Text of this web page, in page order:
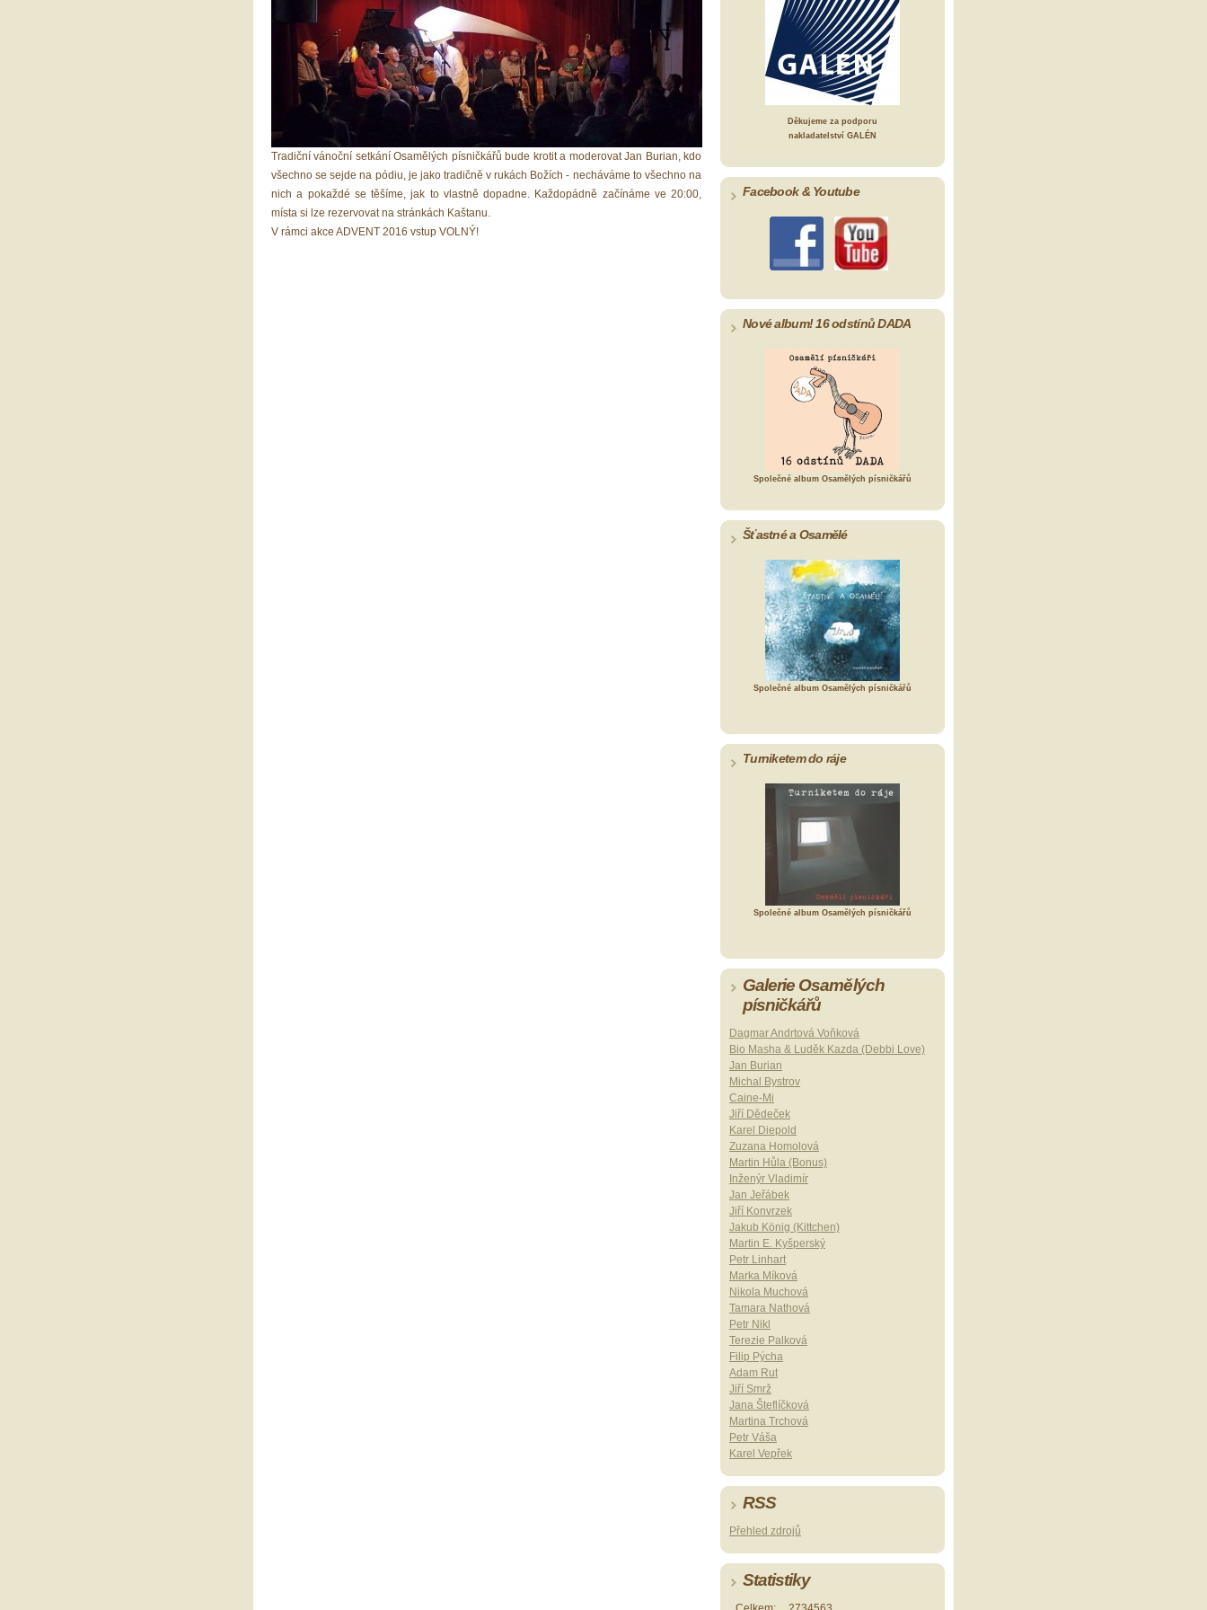
Tradiční vánoční setkání Osamělých písničkářů bude krotit a moderovat Jan Burian, kdo
všechno se sejde na pódiu, je jako tradičně v rukách Božích - necháváme to všechno na
nich a pokaždé se těšíme, jak to vlastně dopadne. Každopádně začínáme ve 20:00,
místa si lze rezervovat na stránkách Kaštanu.
V rámci akce ADVENT 2016 vstup VOLNÝ!
Děkujeme za podporu
nakladatelství GALÉN
Facebook & Youtube
Nové album! 16 odstínů DADA
Společné album Osamělých písničkářů
Šťastné a Osamělé
Společné album Osamělých písničkářů
Turniketem do ráje
Společné album Osamělých písničkářů
Galerie Osamělých
písničkářů
Dagmar Andrtová Voňková
Bio Masha & Luděk Kazda (Debbi Love)
Jan Burian
Michal Bystrov
Caine-Mi
Jiří Dědeček
Karel Diepold
Zuzana Homolová
Martin Hůla (Bonus)
Inženýr Vladimír
Jan Jeřábek
Jiří Konvrzek
Jakub König (Kittchen)
Martin E. Kyšperský
Petr Linhart
Marka Míková
Nikola Muchová
Tamara Nathová
Petr Nikl
Terezie Palková
Filip Pýcha
Adam Rut
Jiří Smrž
Jana Šteflíčková
Martina Trchová
Petr Váša
Karel Vepřek
RSS
Přehled zdrojů
Statistiky